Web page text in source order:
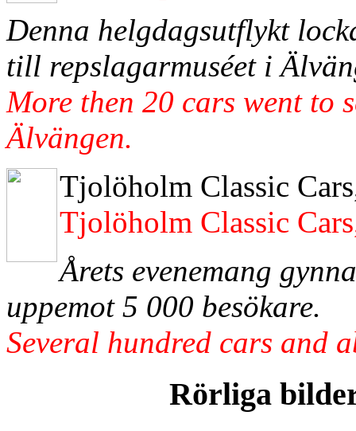
Denna helgdagsutflykt
till repslagarmuséet i
More then 20 cars went to
Älvängen.
Tjolöholm Classic
Tjolöholm Classic
Årets evenemang
uppemot 5 000 besökare.
Several hundred cars and
Rörliga